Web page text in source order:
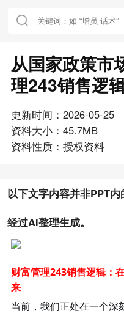
从国家政策市
理243销售逻
更新时间：2026-05-25
资料大小：45.7MB
资料性质：授权资料
以下文字内容并非PPT
经过AI整理生成。
财富管理243销售逻辑：
来
当前，我们正处在一个深